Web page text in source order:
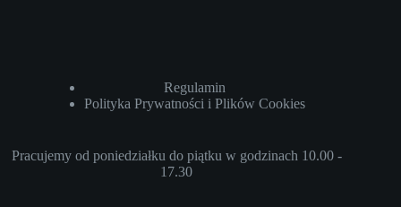
Regulamin
Polityka Prywatności i Plików Cookies
Pracujemy od poniedziałku do piątku w godzinach 10.00 -
17.30